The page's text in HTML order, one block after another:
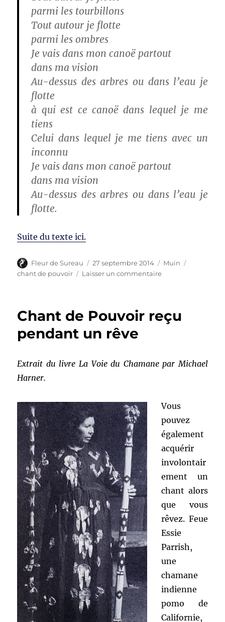
parmi les tourbillons
Tout autour je flotte
parmi les ombres
Je vais dans mon canoë partout
dans ma vision
Au-dessus des arbres ou dans l’eau je
flotte
à qui est ce canoë dans lequel je me
tiens
Celui dans lequel je me tiens avec un
inconnu
Je vais dans mon canoë partout
dans ma vision
Au-dessus des arbres ou dans l’eau je
flotte.
Suite du texte ici.
Auteur
Fleur de Sureau
Publié
le
27 septembre 2014 Catégories
Muin
chant de pouvoir
Laisser un commentairesur
de
pouvoir
Chant de Pouvoir reçu
pendant un rêve
Extrait du livre La Voie du Chamane par Michael
Harner.
Vous
pouvez
également
acquérir
involontair
ement un
chant alors
que vous
rêvez. Feue
Essie
Parrish,
une
chamane
indienne
pomo de
Californie,